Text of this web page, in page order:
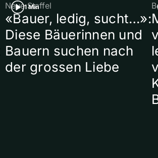
1 Min
Neue Staffel
«Bauer, ledig, sucht…»:
Diese Bäuerinnen und
Bauern suchen nach
der grossen Liebe